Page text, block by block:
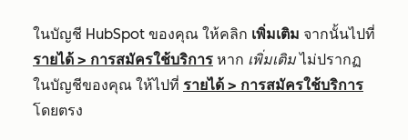
ในบัญชี HubSpot ของคุณ ให้คลิก เพิ่มเติม จากนั้นไปที่
รายได้ > การสมัครใช้บริการ หาก เพิ่มเติมไม่ปรากฏ
ในบัญชีของคุณ ให้ไปที่ รายได้ > การสมัครใช้บริการ
โดยตรง